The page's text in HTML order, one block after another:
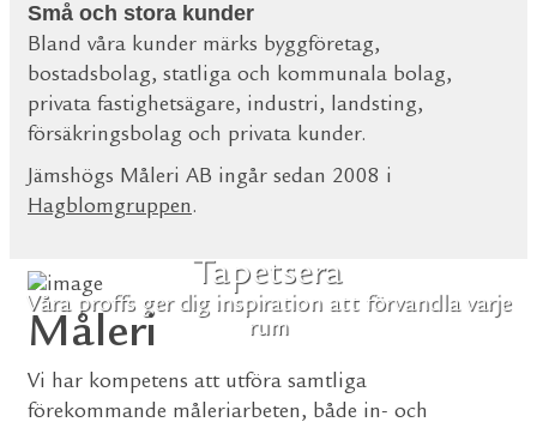
Tapetsera
Våra proffs ger dig inspiration att förvandla varje
rum
Små och stora kunder
Bland våra kunder märks byggföretag,
bostadsbolag, statliga och kommunala bolag,
privata fastighetsägare, industri, landsting,
försäkringsbolag och privata kunder.
Jämshögs Måleri AB ingår sedan 2008 i
Hagblomgruppen.
Måleri
Vi har kompetens att utföra samtliga
förekommande måleriarbeten, både in- och